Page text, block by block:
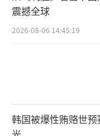
一看就没挨
他不懂为什
震撼全球
2026-08-06 14:45:19
韩国被爆性贿赂世